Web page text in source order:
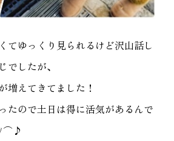
てゆっくり見られるけど沢山話し
でしたが、
増えてきてました！
たので土日は得に活気があるんで
⌒♪